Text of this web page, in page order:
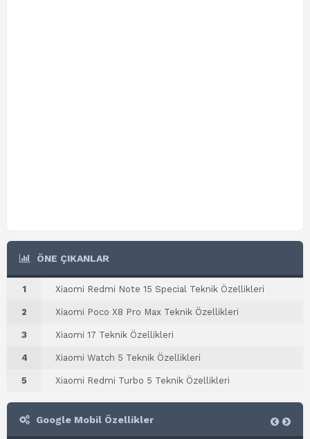
ÖNE ÇIKANLAR
1 Xiaomi Redmi Note 15 Special Teknik Özellikleri
2 Xiaomi Poco X8 Pro Max Teknik Özellikleri
3 Xiaomi 17 Teknik Özellikleri
4 Xiaomi Watch 5 Teknik Özellikleri
5 Xiaomi Redmi Turbo 5 Teknik Özellikleri
Google Mobil Özellikler